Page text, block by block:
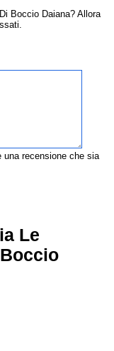
Boccio Daiana? Allora
una recensione che sia
Le